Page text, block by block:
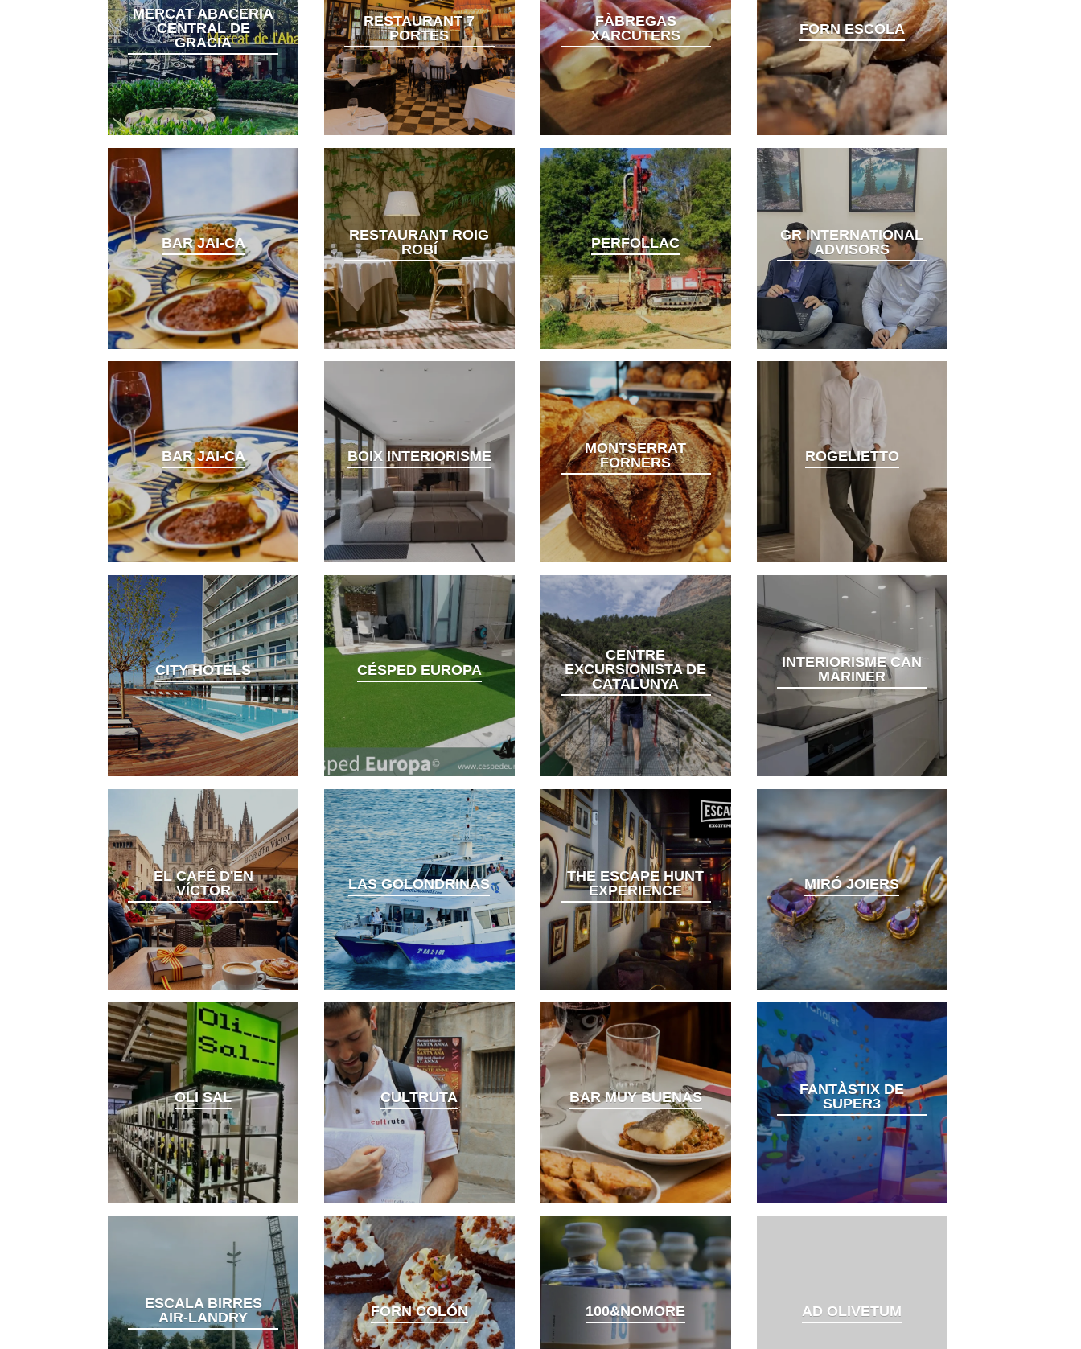
MERCAT ABACERIA
CENTRAL DE
GRACIA
BAR JAI-CA
BAR JAI-CA
CITY HOTELS
EL CAFÉ D'EN
VÍCTOR
OLI SAL
ESCALA BIRRES
AIR-LANDRY
RESTAURANT 7
PORTES
RESTAURANT ROIG
ROBÍ
BOIX INTERIORISME
CÉSPED EUROPA
LAS GOLONDRINAS
CULTRUTA
FORN COLÓN
FÀBREGAS
XARCUTERS
PERFOLLAC
MONTSERRAT
FORNERS
CENTRE
EXCURSIONISTA DE
CATALUNYA
THE ESCAPE HUNT
EXPERIENCE
BAR MUY BUENAS
100&NOMORE
FORN ESCOLA
GR INTERNATIONAL
ADVISORS
ROGELIETTO
INTERIORISME CAN
MARINER
MIRÓ JOIERS
FANTÀSTIX DE
SUPER3
AD OLIVETUM